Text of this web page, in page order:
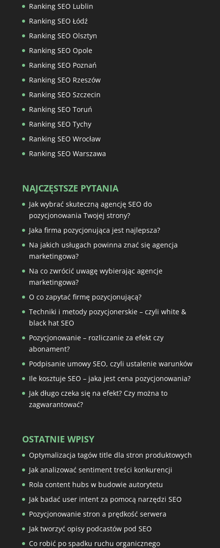
Ranking SEO Lublin
Ranking SEO Łódź
Ranking SEO Olsztyn
Ranking SEO Opole
Ranking SEO Poznań
Ranking SEO Rzeszów
Ranking SEO Szczecin
Ranking SEO Toruń
Ranking SEO Tychy
Ranking SEO Wrocław
Ranking SEO Warszawa
NAJCZĘSTSZE PYTANIA
Jak wybrać skuteczną agencję SEO do
pozycjonowania Twojej strony?
Jaka firma pozycjonująca jest najlepsza?
Na jakich usługach powinna znać się agencja
marketingowa?
Na co zwrócić uwagę wybierając agencje
marketingowa?
O co zapytać firmę pozycjonującą?
Techniki i metody pozycjonerskie – czyli white &
black hat SEO
Pozycjonowanie – rozliczanie za efekt czy
abonament?
Podpisanie umowy SEO, czyli ustalenie warunków
Ile kosztuje SEO – jaka jest cena pozycjonowania?
Jak długo czeka się na efekt? Czy można to
zagwarantować?
OSTATNIE WPISY
Optymalizacja tagów title dla stron produktowych
Jak analizować sentiment treści konkurencji
Rola content hubs w budowie autorytetu
Jak badać user intent za pomocą narzędzi SEO
Pozycjonowanie stron a prędkość serwera
Jak tworzyć opisy podcastów pod SEO
Co robić po spadku ruchu organicznego